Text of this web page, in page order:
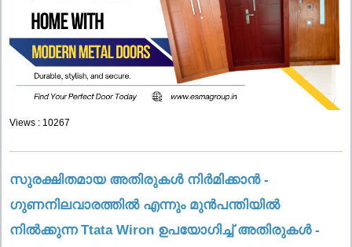
Views : 10267
സുരക്ഷിതമായ അതിരുകൾ നിർമിക്കാൻ -
ഗുണനിലവാരത്തിൽ എന്നും മുൻപന്തിയിൽ
നിൽക്കുന്ന Ttata Wiron ഉപയോഗിച്ച്‌ അതിരുകൾ -